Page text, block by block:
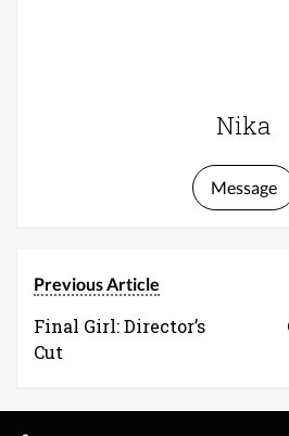
Nika
Message
Previous Article
Final Girl: Director’s
Cut